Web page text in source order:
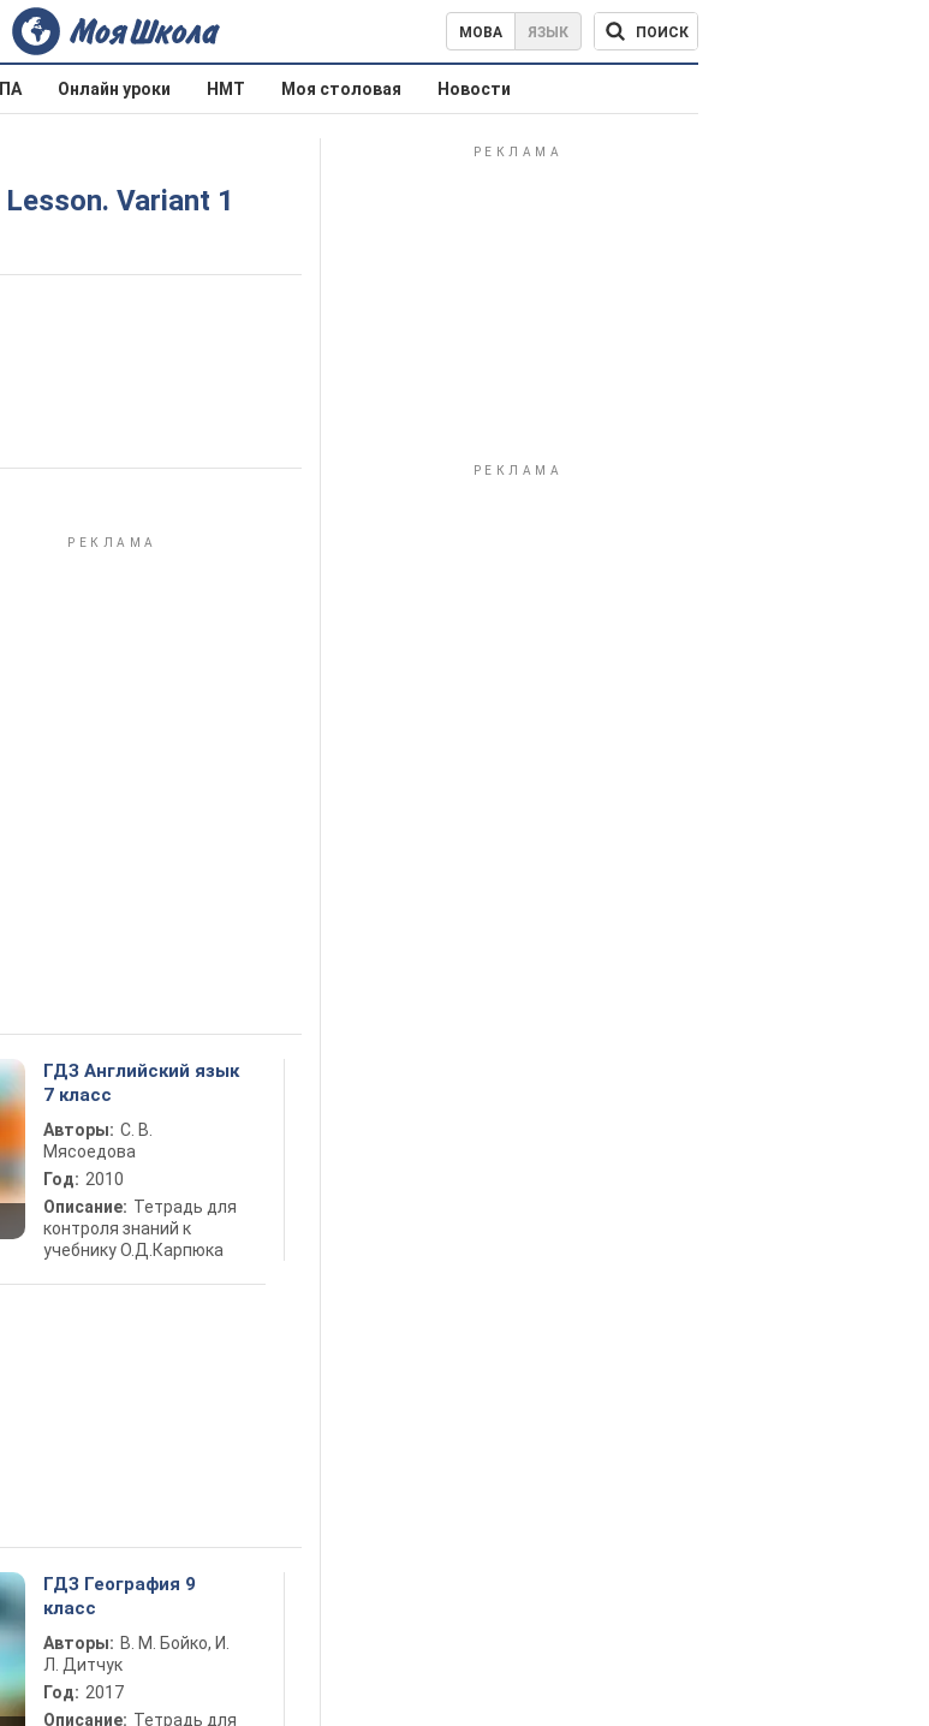
МОВА ЯЗЫК ПОИСК
Онлайн уроки НМТ Моя столовая Новости
Variant 1
ГДЗ Английский язык
7 класс
Авторы: С. В.
Мясоедова
Год: 2010
Описание: Тетрадь для
контроля знаний к
учебнику О.Д.Карпюка
ГДЗ География 9
класс
Авторы: В. М. Бойко, И.
Л. Дитчук
Год: 2017
Описание: Тетрадь для